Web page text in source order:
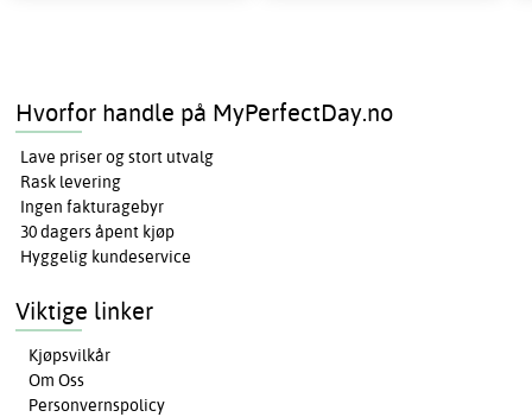
Hvorfor handle på MyPerfectDay.no
Lave priser og stort utvalg
Rask levering
Ingen fakturagebyr
30 dagers åpent kjøp
Hyggelig kundeservice
Viktige linker
Kjøpsvilkår
Om Oss
Personvernspolicy